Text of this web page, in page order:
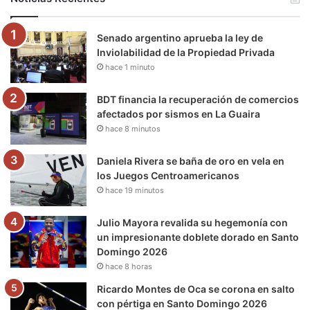
o
o
k
e
r
b
e
g
r
m
r
a
k
Senado argentino aprueba la ley de
Inviolabilidad de la Propiedad Privada
hace 1 minuto
BDT financia la recuperación de comercios
afectados por sismos en La Guaira
hace 8 minutos
Daniela Rivera se baña de oro en vela en
los Juegos Centroamericanos
hace 19 minutos
Julio Mayora revalida su hegemonía con
un impresionante doblete dorado en Santo
Domingo 2026
hace 8 horas
Ricardo Montes de Oca se corona en salto
con pértiga en Santo Domingo 2026